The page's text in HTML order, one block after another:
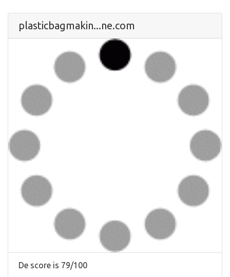
plasticbagmakin...ne.com
De score is 79/100